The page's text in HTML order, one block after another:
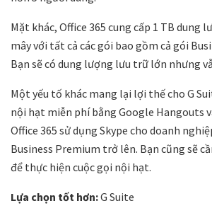
Mặt khác, Office 365 cung cấp 1 TB dung
mây với tất cả các gói bao gồm cả gói
Bạn sẽ có dung lượng lưu trữ lớn nhưng
Một yếu tố khác mang lại lợi thế cho G
nội hạt miễn phí bằng Google Hangouts
Office 365 sử dụng Skype cho doanh
Business Premium trở lên. Bạn cũng sẽ
để thực hiện cuộc gọi nội hạt.
Lựa chọn tốt hơn:G Suite